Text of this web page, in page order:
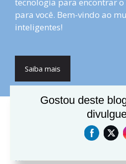
para você. Bem-vindo ao
inteligentes!
Saiba mais
Best Smartwatch for Elderly
Reliable)
Gostou deste